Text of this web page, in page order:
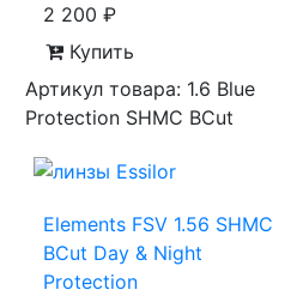
2 200 ₽
Купить
Артикул товара: 1.6 Blue
Protection SHMC BCut
Elements FSV 1.56 SHMC
BCut Day & Night
Protection